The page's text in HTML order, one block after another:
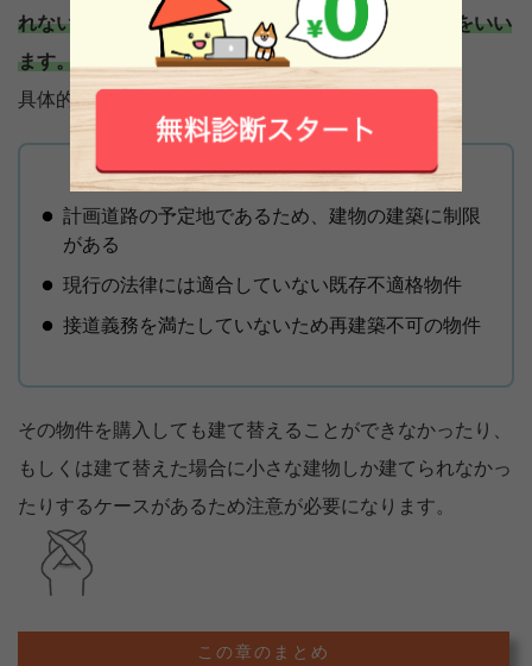
れないなどの物件の自由な利用が阻害されるケースをいい
ます。
具体的な事例は、以下のようなケースがあります。
計画道路の予定地であるため、建物の建築に制限
がある
現行の法律には適合していない既存不適格物件
接道義務を満たしていないため再建築不可の物件
その物件を購入しても建て替えることができなかったり、
もしくは建て替えた場合に小さな建物しか建てられなかっ
たりするケースがあるため注意が必要になります。